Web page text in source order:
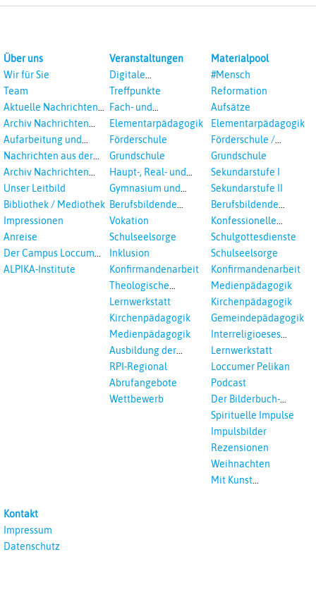
Über uns
Wir für Sie
Team
Aktuelle Nachrichten
aus dem RPI
Archiv Nachrichten
aus dem RPI ab 2018
Aufarbeitung und
Prävention
Landeskirche und EKD
Nachrichten aus der
Landeskirche
Archiv Nachrichten
aus der Landeskirche
Unser Leitbild
Bibliothek / Mediothek
Impressionen
Anreise
Der Campus Loccum
und Loccumer
ALPIKA-Institute
Veranstaltungen
Digitale
Veranstaltungen
Treffpunkte
Fach- und
Studientagungen
Elementarpädagogik
Förderschule
Grundschule
Haupt-, Real- und
Oberschule
Gymnasium und
Gesamtschule
Berufsbildende
Schulen
Vokation
Schulseelsorge
Inklusion
Konfirmandenarbeit
Theologische
Fortbildungen,
Interreligöses Lernen
Lernwerkstatt
Kirchenpädagogik
Medienpädagogik
Ausbildung der
Vikar*innen
RPI-Regional
Abrufangebote
Wettbewerb
Materialpool
#Mensch
Reformation
Aufsätze
Elementarpädagogik
Förderschule /
Inklusion
Grundschule
Sekundarstufe I
Sekundarstufe II
Berufsbildende
Schulen
Konfessionelle
Kooperation
Schulgottesdienste
Schulseelsorge
Konfirmandenarbeit
Medienpädagogik
Kirchenpädagogik
Gemeindepädagogik
Interreligioeses
Lernen
Lernwerkstatt
Loccumer Pelikan
Podcast
Der Bilderbuch-
Podcast
Spirituelle Impulse
Impulsbilder
Rezensionen
Weihnachten
Mit Kunst
Kontakt
Impressum
Datenschutz